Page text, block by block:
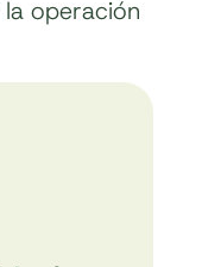
operación